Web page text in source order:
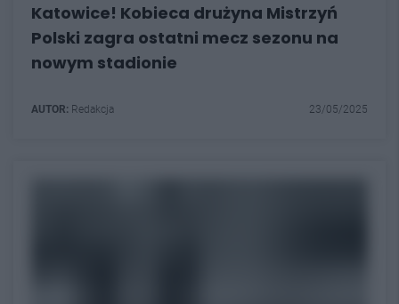
Katowice! Kobieca drużyna Mistrzyń
Polski zagra ostatni mecz sezonu na
nowym stadionie
AUTOR: Redakcja 23/05/2025